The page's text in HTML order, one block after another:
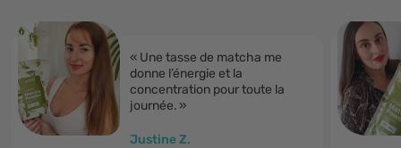
« Une tasse de matcha me
donne l’énergie et la
concentration pour toute la
journée. »
Justine Z.